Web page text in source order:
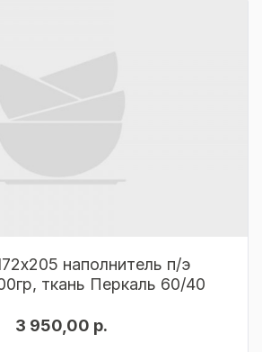
наполнитель п/э
ткань Перкаль 60/40
3 950,00 р.